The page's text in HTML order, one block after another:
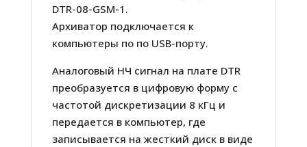
DTR-08-GSM-1.
Архиватор подключается к
компьютеры по по USB-порту.
Аналоговый НЧ сигнал на плате DTR
преобразуется в цифровую форму с
частотой дискретизации 8 кГц и
передается в компьютер, где
записывается на жесткий диск в виде